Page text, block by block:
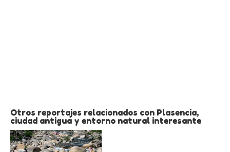
Otros reportajes relacionados con Plasencia,
ciudad antigua y entorno natural interesante